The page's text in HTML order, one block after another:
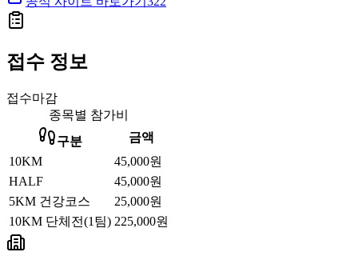
접수 정보
접수마감
종목별 참가비
구분
금액
10KM
45,000원
HALF
45,000원
5KM 건강코스
25,000원
10KM 단체전(1팀) 225,000원